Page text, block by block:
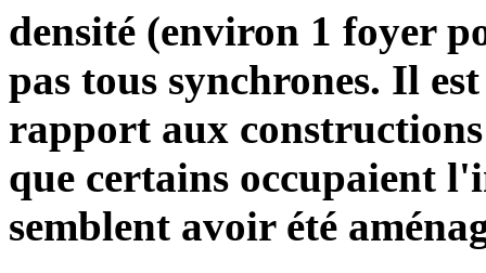
densité (environ 1 foyer
pas tous synchrones. Il
rapport aux
que certains occupaient
semblent avoir été